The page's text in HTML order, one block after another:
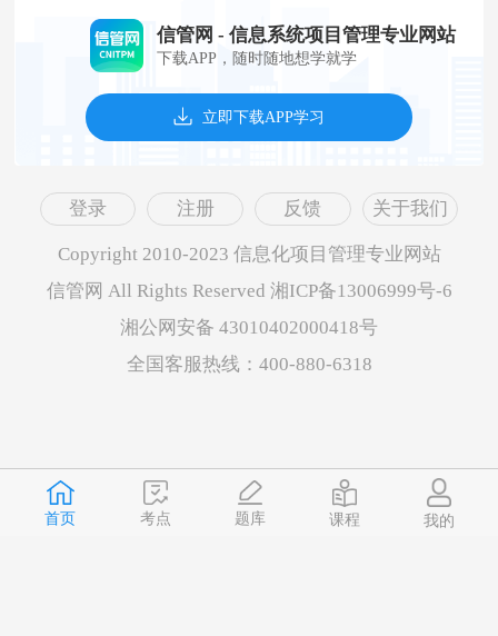
首页 考点 题库 课程 我的
信管网 - 信息系统项目管理专业网站
下载APP，随时随地想学就学
立即下载APP学习
登录 注册 反馈 关于我们
Copyright 2010-2023 信息化项目管理专业网站
信管网 All Rights Reserved 湘ICP备13006999号-6
湘公网安备 43010402000418号
全国客服热线：400-880-6318